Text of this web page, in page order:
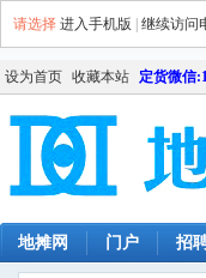
请选择 进入手机版 继续访问
设为首页 收藏本站 定货微信
地摊网 门户 招